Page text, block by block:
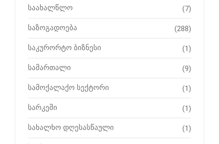
საახალწლო (7)
საზოგადოება (288)
საკურორტო ბიზნესი (1)
სამართალი (9)
სამოქალაქო სექტორი (1)
სარკეში (1)
სახალხო დღესასწაული (1)